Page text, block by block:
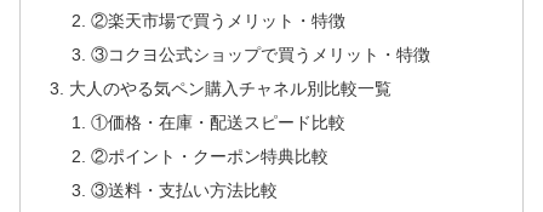
②楽天市場で買うメリット・特徴
③コクヨ公式ショップで買うメリット・特徴
大人のやる気ペン購入チャネル別比較一覧
①価格・在庫・配送スピード比較
②ポイント・クーポン特典比較
③送料・支払い方法比較